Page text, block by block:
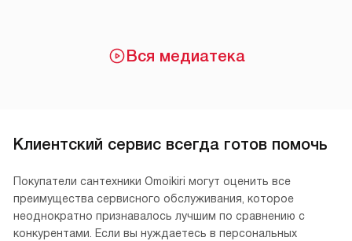
Вся медиатека
Клиентский сервис всегда готов помочь
Покупатели сантехники Omoikiri могут оценить все
преимущества сервисного обслуживания, которое
неоднократно признавалось лучшим по сравнению с
конкурентами. Если вы нуждаетесь в персональных